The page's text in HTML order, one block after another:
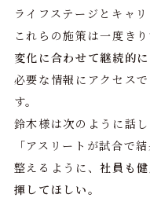
ライフステージとキャ
これらの施策は一度きり
変化に合わせて継続的
必要な情報にアクセス
す。
鈴木様は次のように話し
「アスリートが試合で
整えるように、社員も
揮してほしい。